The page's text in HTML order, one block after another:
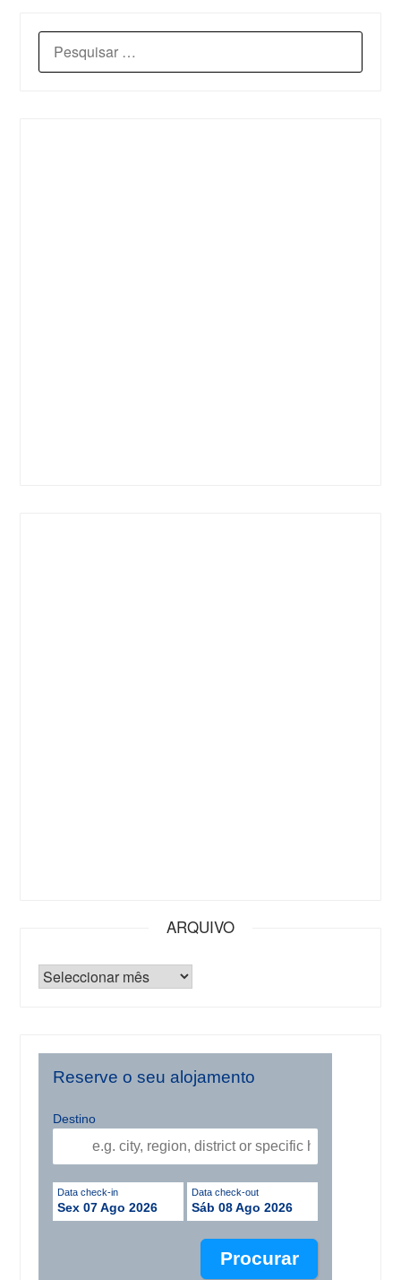
ARQUIVO
Reserve o seu alojamento
Destino
Data check-in
Sex 07 Ago 2026
Data check-out
Sáb 08 Ago 2026